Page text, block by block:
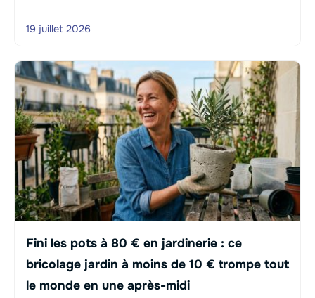
19 juillet 2026
Fini les pots à 80 € en jardinerie : ce
bricolage jardin à moins de 10 € trompe tout
le monde en une après-midi